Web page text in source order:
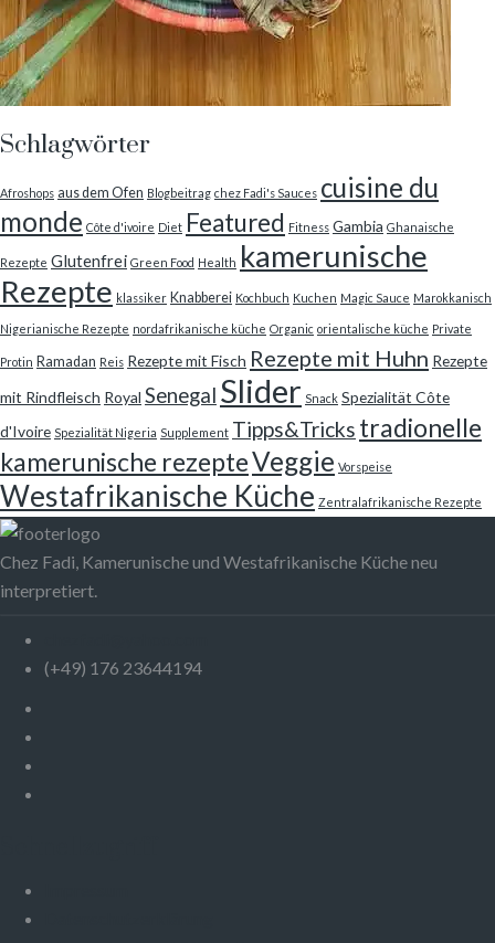
Schlagwörter
Afroshops aus dem Ofen Blogbeitrag chez Fadi's Sauces cuisine du
monde Côte d'ivoire Diet Featured Fitness Gambia Ghanaische
Rezepte Glutenfrei Green Food Health kamerunische
Rezepte klassiker Knabberei Kochbuch Kuchen Magic Sauce Marokkanisch
Nigerianische Rezepte nordafrikanische küche Organic orientalische küche Private
Protin Ramadan Reis Rezepte mit Fisch Rezepte mit Huhn Rezepte
mit Rindfleisch Royal Senegal Slider Snack Spezialität Côte
d'Ivoire Spezialität Nigeria Supplement Tipps&Tricks tradionelle
kamerunische rezepteVeggie Vorspeise
Westafrikanische Küche Zentralafrikanische Rezepte
Chez Fadi, Kamerunische und Westafrikanische Küche neu
interpretiert.
(+49) 176 23644194